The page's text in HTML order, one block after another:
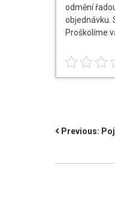
odmění
objednávku.
Proškolíme
Previous: